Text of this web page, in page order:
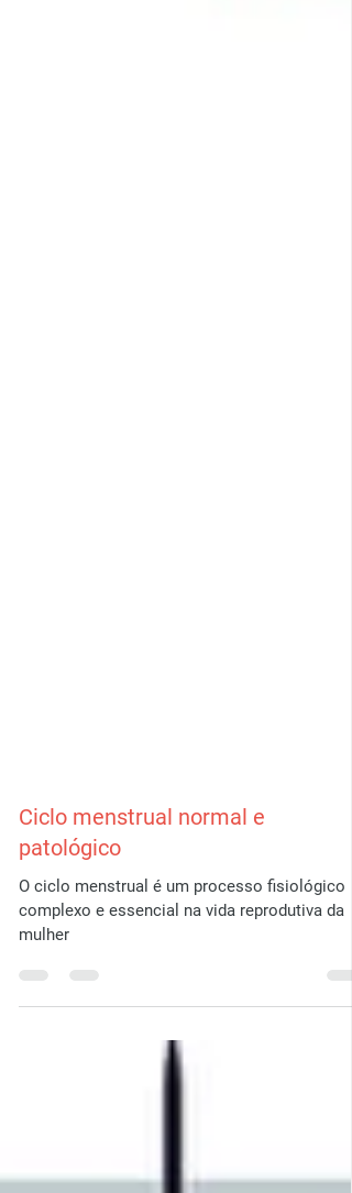
Ciclo menstrual normal e
patológico
O ciclo menstrual é um processo fisiológico
mulher